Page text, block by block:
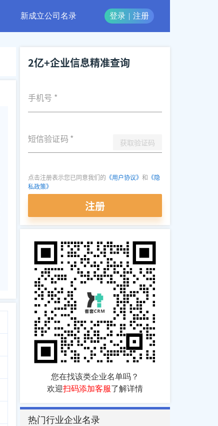
新成立公司名录 登录 | 注册
2亿+企业信息精准查询
手机号 *
短信验证码 * 获取验证码
点击注册表示您已同意我们的 《用户协议》 和 《隐
私政策》
注册
您在找该类企业名单吗？
欢迎扫码添加客服了解详情
热门行业企业名录